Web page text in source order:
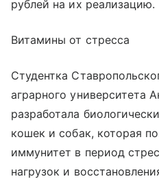
рублей на их реализацию.
Витамины от стресса
Студентка
аграрного университета
разработала
кошек и собак, которая
иммунитет в период
нагрузок и